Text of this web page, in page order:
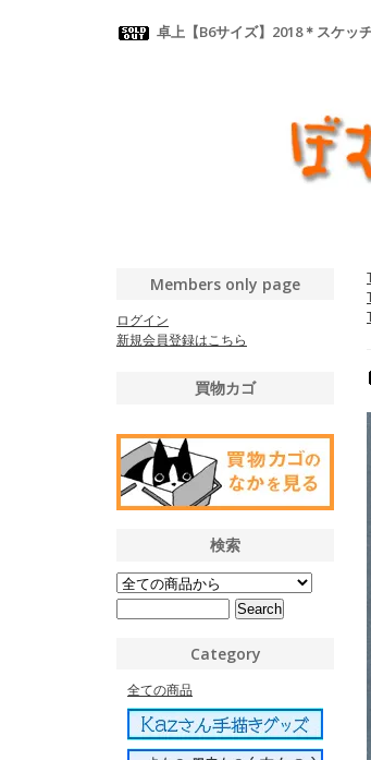
卓上【B6サイズ】2018＊スケッ
Members only page
ログイン
新規会員登録はこちら
買物カゴ
検索
Category
全ての商品